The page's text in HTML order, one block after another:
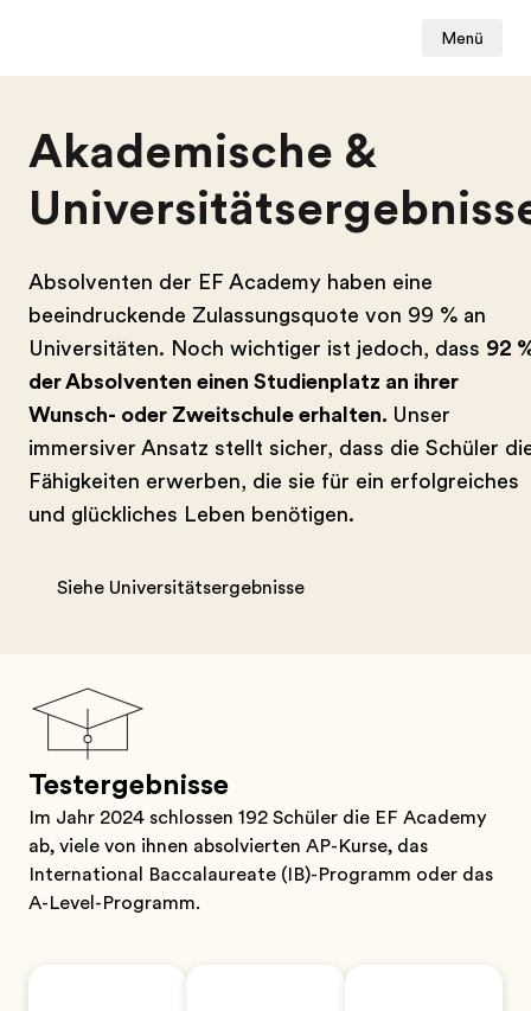
Menü
Akademische &
Absolventen der EF Academy haben eine
beeindruckende Zulassungsquote von 99 % an
Universitäten. Noch wichtiger ist jedoch, dass 92
der Absolventen einen Studienplatz an ihrer
Wunsch- oder Zweitschule erhalten. Unser
immersiver Ansatz stellt sicher, dass die Schüler
Fähigkeiten erwerben, die sie für ein erfolgreiches
und glückliches Leben benötigen.
Siehe Universitätsergebnisse
Testergebnisse
Im Jahr 2024 schlossen 192 Schüler die EF Academy
ab, viele von ihnen absolvierten AP-Kurse, das
International Baccalaureate (IB)-Programm oder das
A-Level-Programm.